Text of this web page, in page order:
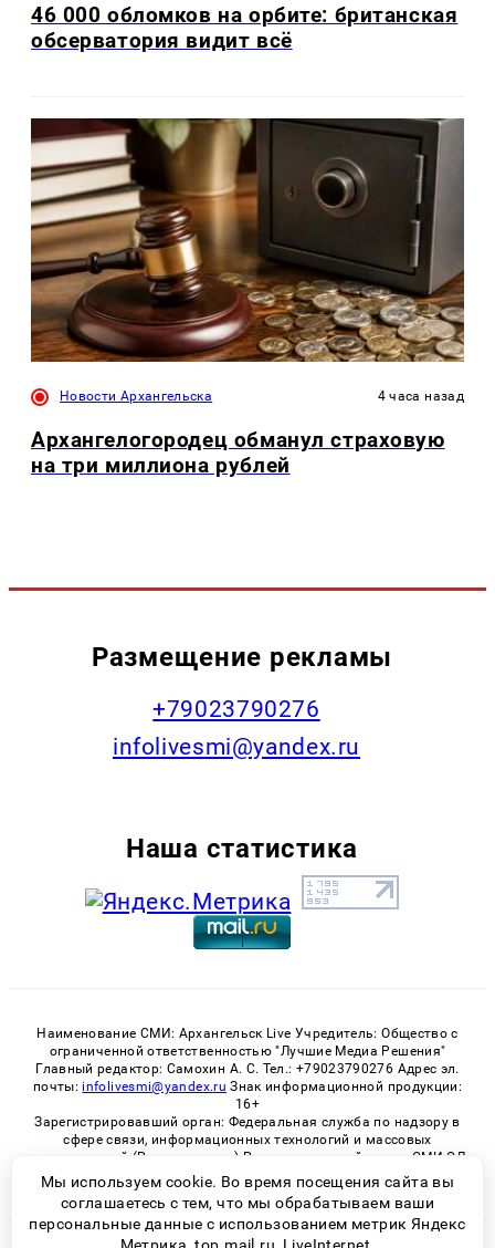
46 000 обломков на орбите: британская
обсерватория видит всё
Новости Архангельска 4 часа назад
Архангелогородец обманул страховую
на три миллиона рублей
Размещение рекламы
+79023790276
infolivesmi@yandex.ru
Наша статистика
Наименование СМИ: Архангельск Live Учредитель: Общество с
ограниченной ответственностью "Лучшие Медиа Решения"
Главный редактор: Самохин А. С. Тел.: +79023790276 Адрес эл.
почты: infolivesmi@yandex.ru Знак информационной продукции:
16+
Зарегистрировавший орган: Федеральная служба по надзору в
сфере связи, информационных технологий и массовых
коммуникаций (Роскомнадзор) Регистрационный номер СМИ ЭЛ
№ ФС 77 - 82533 от 21.01.2022
Мы используем cookie. Во время посещения сайта вы
соглашаетесь с тем, что мы обрабатываем ваши
персональные данные с использованием метрик Яндекс